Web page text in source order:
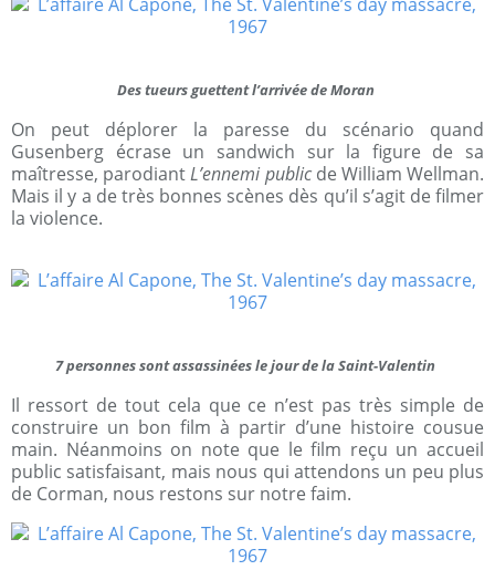
Des tueurs guettent l’arrivée de Moran
On peut déplorer la paresse du scénario quand
Gusenberg écrase un sandwich sur la figure de sa
maîtresse, parodiantL’ennemi publicde William Wellman.
Mais il y a de très bonnes scènes dès qu’il s’agit de filmer
la violence.
7 personnes sont assassinées le jour de la Saint-Valentin
Il ressort de tout cela que ce n’est pas très simple de
construire un bon film à partir d’une histoire cousue
main. Néanmoins on note que le film reçu un accueil
public satisfaisant, mais nous qui attendons un peu plus
de Corman, nous restons sur notre faim.